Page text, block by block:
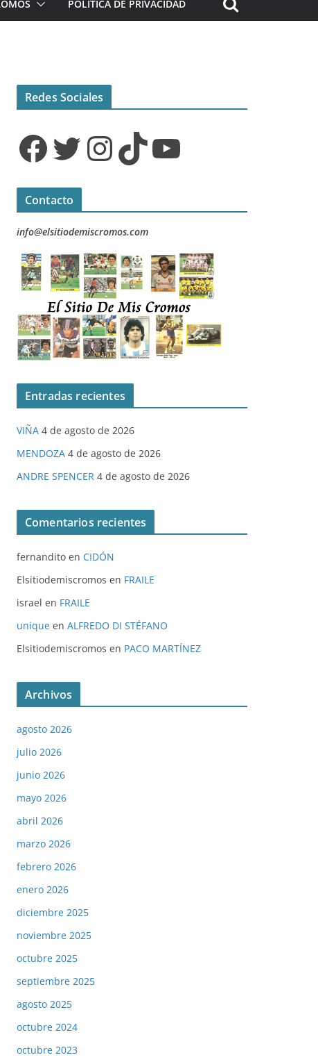
POLÍTICA DE PRIVACIDAD
Redes Sociales
Facebook Twitter InstagramTikTok YouTube
Contacto
info@elsitiodemiscromos.com
Entradas recientes
VIÑA 4 de agosto de 2026
MENDOZA 4 de agosto de 2026
ANDRE SPENCER 4 de agosto de 2026
Comentarios recientes
fernandito en CIDÓN
Elsitiodemiscromos en FRAILE
israel en FRAILE
unique en ALFREDO DI STÉFANO
Elsitiodemiscromos en PACO MARTÍNEZ
Archivos
agosto 2026
julio 2026
junio 2026
mayo 2026
abril 2026
marzo 2026
febrero 2026
enero 2026
diciembre 2025
noviembre 2025
octubre 2025
septiembre 2025
agosto 2025
octubre 2024
octubre 2023